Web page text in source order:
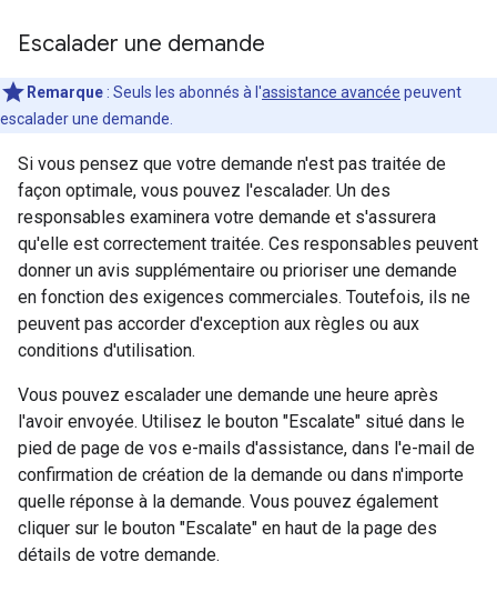
Escalader une demande
Remarque : Seuls les abonnés à l'assistance avancée peuvent
escalader une demande.
Si vous pensez que votre demande n'est pas traitée de
façon optimale, vous pouvez l'escalader. Un des
responsables examinera votre demande et s'assurera
qu'elle est correctement traitée. Ces responsables peuvent
donner un avis supplémentaire ou prioriser une demande
en fonction des exigences commerciales. Toutefois, ils ne
peuvent pas accorder d'exception aux règles ou aux
conditions d'utilisation.
Vous pouvez escalader une demande une heure après
l'avoir envoyée. Utilisez le bouton "Escalate" situé dans le
pied de page de vos e-mails d'assistance, dans l'e-mail de
confirmation de création de la demande ou dans n'importe
quelle réponse à la demande. Vous pouvez également
cliquer sur le bouton "Escalate" en haut de la page des
détails de votre demande.